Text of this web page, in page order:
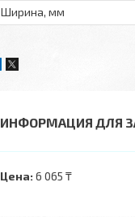
Ширина, мм
ИНФОРМАЦИЯ ДЛЯ
Цена: 6 065 ₸